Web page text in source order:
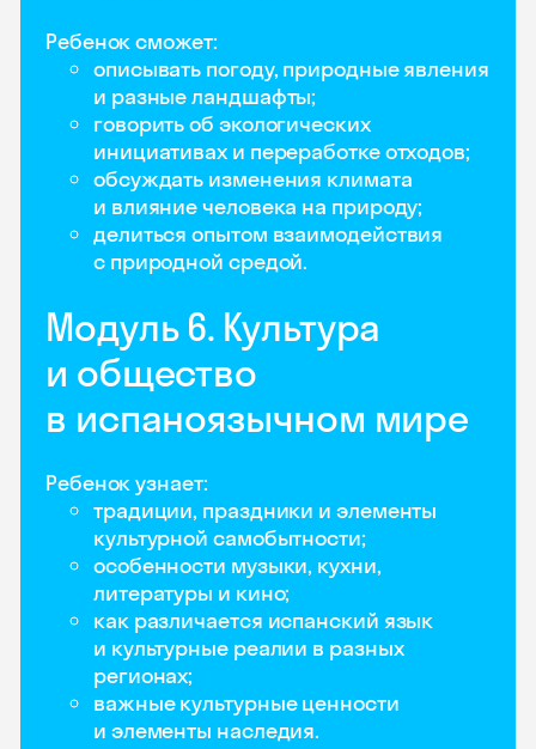
Ребенок сможет:
описывать погоду, природные явления
и разные ландшафты;
говорить об экологических
инициативах и переработке отходов;
обсуждать изменения климата
и влияние человека на природу;
делиться опытом взаимодействия
с природной средой.
Модуль 6. Культура
и общество
в испаноязычном мире
Ребенок узнает:
традиции, праздники и элементы
культурной самобытности;
особенности музыки, кухни,
литературы и кино;
как различается испанский язык
и культурные реалии в разных
регионах;
важные культурные ценности
и элементы наследия.